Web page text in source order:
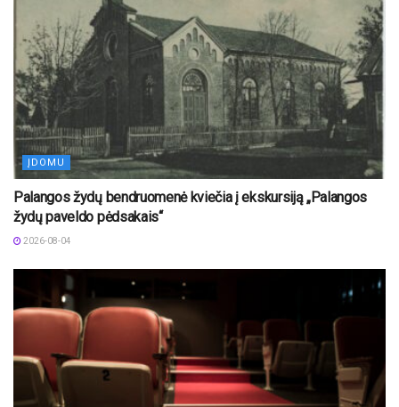
ĮDOMU
Palangos žydų bendruomenė kviečia į ekskursiją „Palangos
žydų paveldo pėdsakais“
2026-08-04